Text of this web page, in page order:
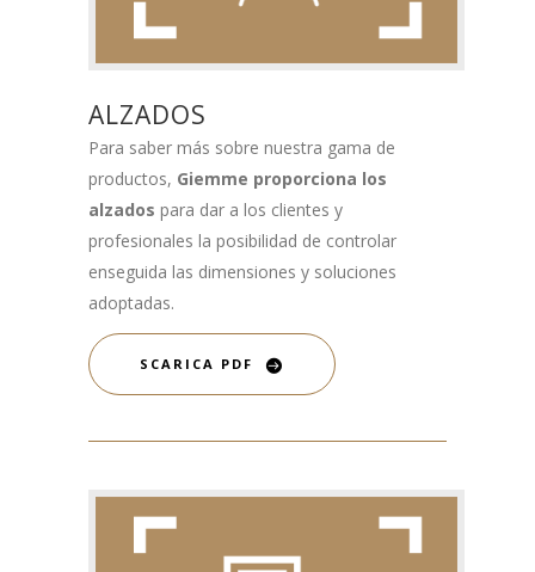
ALZADOS
Para saber más sobre nuestra gama de
productos, Giemme proporciona los
alzados para dar a los clientes y
profesionales la posibilidad de controlar
enseguida las dimensiones y soluciones
adoptadas.
SCARICA PDF